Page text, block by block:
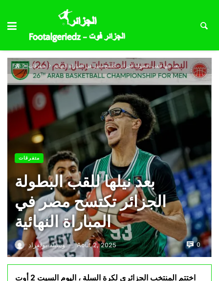
متفرقات بعد نيلها للقب البطولة الجزائر تكتسح مصر في المباراة النهائية
متفرقات
بعد نيلها للقب البطولة
الجزائر تكتسح مصر في
المباراة النهائية
وسيلة بولفراد — Août 2, 2025 0
اختتم المنتخب الجزائري لكرة السلة ، اليوم السبت 2 أوت